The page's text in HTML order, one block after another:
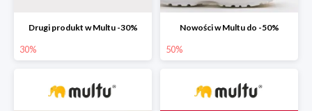
Drugi produkt w Multu -30%
30%
Nowości w Multu do -50%
50%